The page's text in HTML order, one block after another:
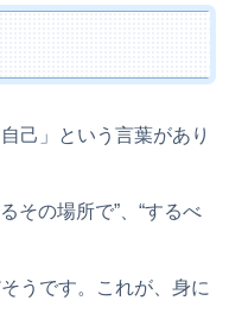
己」という言葉があり
その場所で”、“するべ
うです。これが、身に